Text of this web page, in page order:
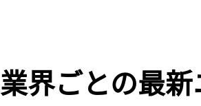
業界ごとの最